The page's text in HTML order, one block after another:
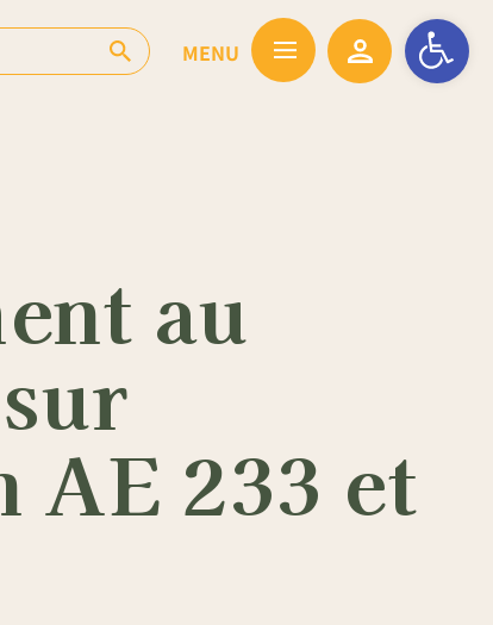
Ouvrir la
au
AE 233 et